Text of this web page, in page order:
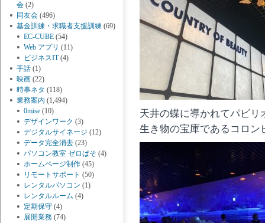
会 (2)
同友会 (496)
基金訓練・求職者支援訓練 (69)
EC-CUBE (54)
Web アプリ (11)
ビジネスIT(4)
手話 (1)
映画 (22)
時事ネタ (118)
業務案内 (1,494)
0mise (10)
デザインワーク (3)
デジタルサイネージ (12)
データ完全消去 (23)
パソコン教室 ゼロぱそ (4)
ホームページ制作 (45)
リモートサポート (50)
レンタルパソコン (1)
レンタルルーム (4)
定期保守 (4)
展開業務 (74)
天井の蝶に導かれてパビリ
生き物の宝庫であるコロン